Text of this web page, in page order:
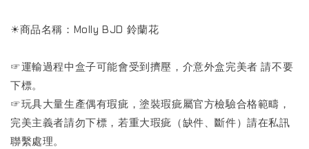
☀商品名稱：Molly BJD 鈴蘭花
☞運輸過程中盒子可能會受到擠壓，介意外盒完美者 請不要
下標。
☞玩具大量生產偶有瑕疵，塗裝瑕疵屬官方檢驗合格範疇，
完美主義者請勿下標，若重大瑕疵（缺件、斷件）請在私訊
聯繫處理。